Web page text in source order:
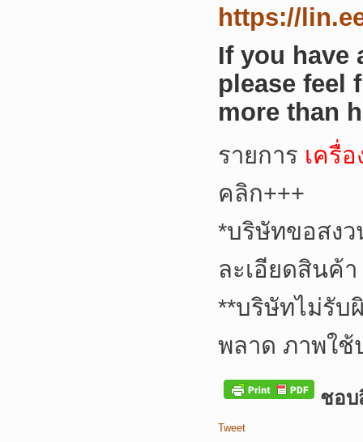
https://
If you have
please feel
more than
รายการ เครื่
คลิก+++
*บริษัทขอสงว
ละเอียดสินค้
**บริษัทไม่รับ
พลาด ภาพใ
ชอบ
Tweet